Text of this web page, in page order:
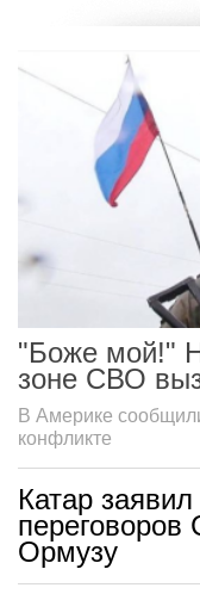
"Боже мой!"
зоне СВО
В Америке
конфликте
Катар
Ормузу